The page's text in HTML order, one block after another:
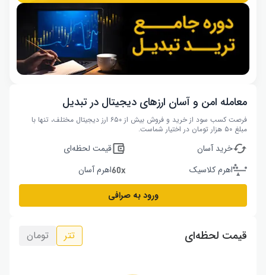
معامله امن و آسان ارزهای دیجیتال در تبدیل
فرصت کسب سود از خرید و فروش بیش از ۶۵۰ ارز دیجیتال مختلف، تنها با
مبلغ ۵۰ هزار تومان در اختیار شماست.
خرید آسان
قیمت لحظه‌ای
اهرم کلاسیک
اهرم آسان
ورود به صرافی
قیمت لحظه‌ای تتر تومان